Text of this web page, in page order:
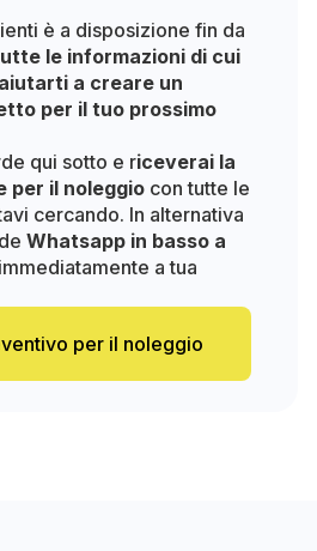
è a disposizione fin da
le informazioni di cui
aiutarti a creare un
per il tuo prossimo
qui sotto e riceverai la
per il noleggio con tutte le
cercando. In alternativa
Whatsapp in basso a
a tua
per il noleggio